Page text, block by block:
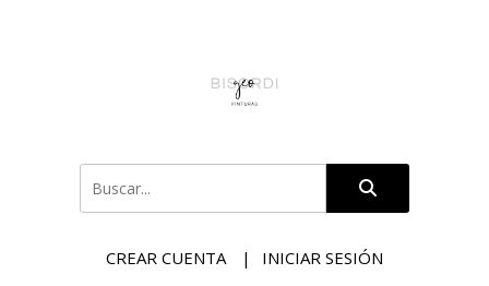
CREAR CUENTA INICIAR SESIÓN